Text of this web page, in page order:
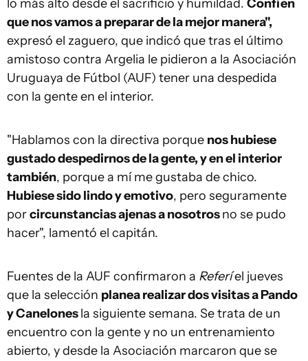
lo más alto desde el sacrificio y humildad. Confíen
que nos vamos a preparar de la mejor manera",
expresó el zaguero, que indicó que tras el último
amistoso contra Argelia le pidieron a la Asociación
Uruguaya de Fútbol (AUF) tener una despedida
con la gente en el interior.
"Hablamos con la directiva porque nos hubiese
gustado despedirnos de la gente, y en el interior
también, porque a mí me gustaba de chico.
Hubiese sido lindo y emotivo, pero seguramente
porcircunstancias ajenas a nosotrosno se pudo
hacer", lamentó el capitán.
Fuentes de la AUF confirmaron a Referíel jueves
que la selección planea realizar dos visitas a Pando
y Canelonesla siguiente semana. Se trata de un
encuentro con la gente y no un entrenamiento
abierto, y desde la Asociación marcaron que se